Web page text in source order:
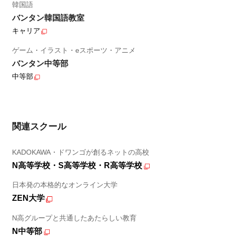
韓国語
バンタン韓国語教室
キャリア
ゲーム・イラスト・eスポーツ・アニメ
バンタン中等部
中等部
関連スクール
KADOKAWA・ドワンゴが創るネットの高校
N高等学校・S高等学校・R高等学校
日本発の本格的なオンライン大学
ZEN大学
N高グループと共通したあたらしい教育
N中等部